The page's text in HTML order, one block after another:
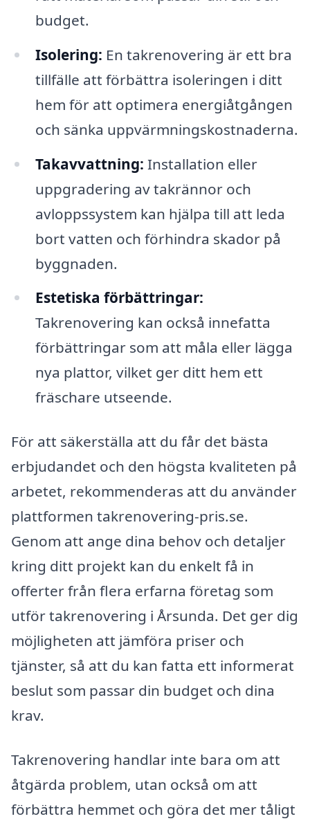
budget.
Isolering: En takrenovering är ett bra
tillfälle att förbättra isoleringen i ditt
hem för att optimera energiåtgången
och sänka uppvärmningskostnaderna.
Takavvattning: Installation eller
uppgradering av takrännor och
avloppssystem kan hjälpa till att leda
bort vatten och förhindra skador på
byggnaden.
Estetiska förbättringar:
Takrenovering kan också innefatta
förbättringar som att måla eller lägga
nya plattor, vilket ger ditt hem ett
fräschare utseende.
För att säkerställa att du får det bästa
erbjudandet och den högsta kvaliteten på
arbetet, rekommenderas att du använder
plattformen takrenovering-pris.se.
Genom att ange dina behov och detaljer
kring ditt projekt kan du enkelt få in
offerter från flera erfarna företag som
utför takrenovering i Årsunda. Det ger dig
möjligheten att jämföra priser och
tjänster, så att du kan fatta ett informerat
beslut som passar din budget och dina
krav.
Takrenovering handlar inte bara om att
åtgärda problem, utan också om att
förbättra hemmet och göra det mer tåligt